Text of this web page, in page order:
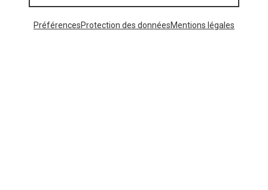
PréférencesProtection des donnéesMentions légales